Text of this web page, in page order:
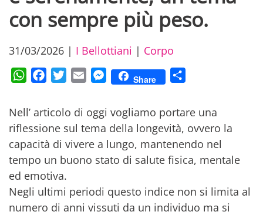
con sempre più peso.
31/03/2026 | I Bellottiani | Corpo
WhatsAppFacebookTwitterEmail Messenger
Share
Nell’ articolo di oggi vogliamo portare una
riflessione sul tema della longevità, ovvero la
capacità di vivere a lungo, mantenendo nel
tempo un buono stato di salute fisica, mentale
ed emotiva.
Negli ultimi periodi questo indice non si limita al
numero di anni vissuti da un individuo ma si